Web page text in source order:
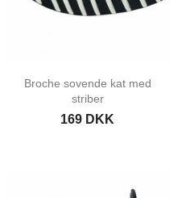
Broche sovende kat med
striber
169 DKK